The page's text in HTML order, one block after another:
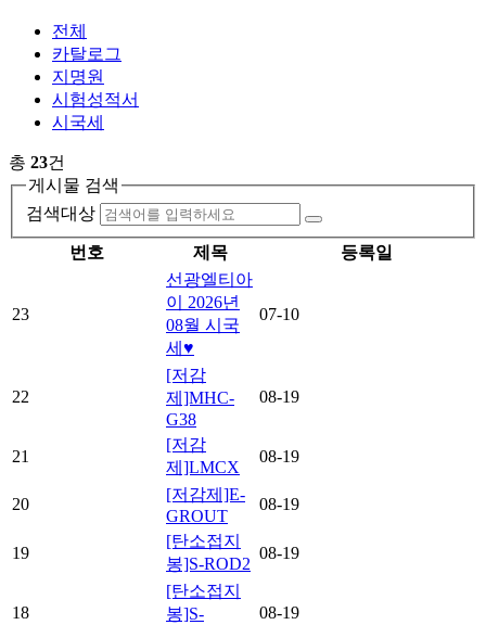
전체
카탈로그
지명원
시험성적서
시국세
총 23건
게시물 검색
검색대상
번호 제목 등록일
23
선광엘티아
이 2026년
08월 시국
세♥
07-10
22
[저감
제]MHC-
G38
08-19
21
[저감
제]LMCX
08-19
20
[저감제]E-
GROUT
08-19
19
[탄소접지
봉]S-ROD2
08-19
18
[탄소접지
봉]S-
08-19